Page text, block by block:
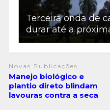
Terceira onda de
durar até a
Novas Publicações
Manejo biológico e
plantio direto blindam
lavouras contra a seca